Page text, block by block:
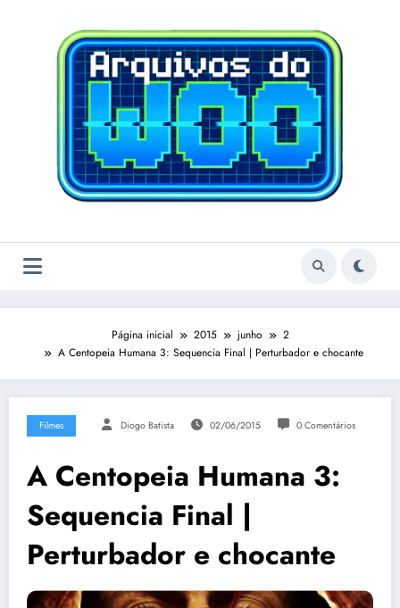
Página inicial 2015 junho
2
A Centopeia Humana 3: Sequencia Final | Perturbador e chocante
Filmes Diogo Batista 02/06/2015 0 Comentários
A Centopeia Humana 3:
Sequencia Final |
Perturbador e chocante